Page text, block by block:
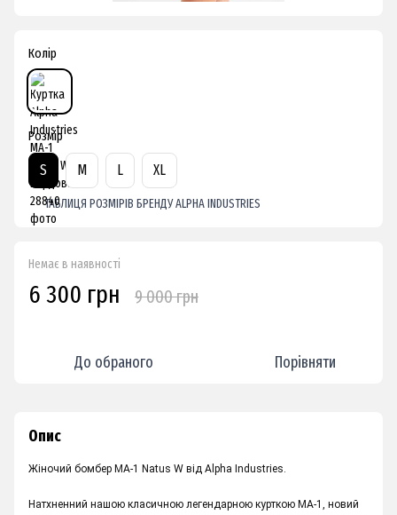
Колір
Розмір
S M L XL
ТАБЛИЦЯ РОЗМІРІВ БРЕНДУ ALPHA INDUSTRIES
Немає в наявності
6 300 грн 9 000 грн
До обраного Порівняти
Опис
Жіночий бомбер MA-1 Natus W від Alpha Industries.
Натхненний нашою класичною легендарною курткою MA-1, новий